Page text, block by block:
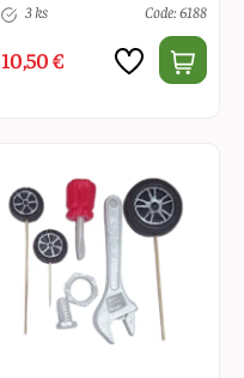
3 ks Code: 6188
10,50 €